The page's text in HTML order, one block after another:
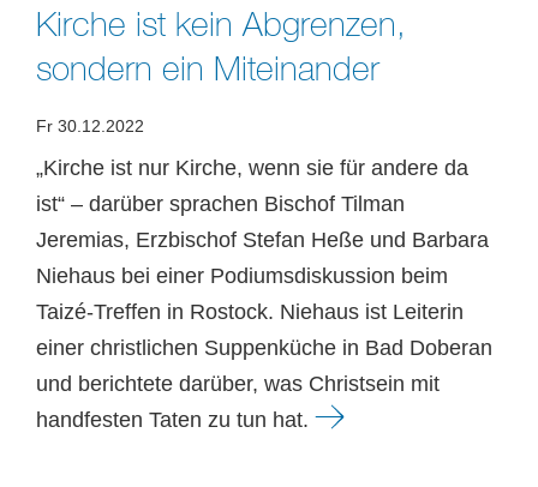
Kirche ist kein Abgrenzen,
sondern ein Miteinander
Fr 30.12.2022
„Kirche ist nur Kirche, wenn sie für andere da
ist“ – darüber sprachen Bischof Tilman
Jeremias, Erzbischof Stefan Heße und Barbara
Niehaus bei einer Podiumsdiskussion beim
Taizé-Treffen in Rostock. Niehaus ist Leiterin
einer christlichen Suppenküche in Bad Doberan
und berichtete darüber, was Christsein mit
handfesten Taten zu tun hat.